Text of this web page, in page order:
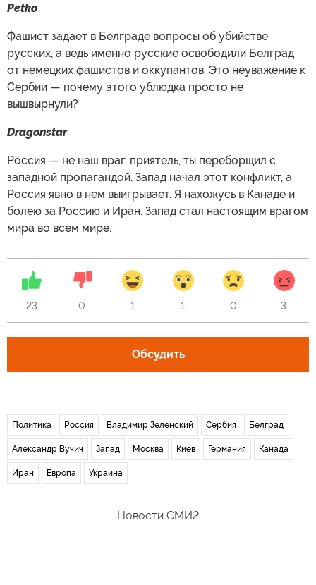
Petko
Фашист задает в Белграде вопросы об убийстве
русских, а ведь именно русские освободили Белград
от немецких фашистов и оккупантов. Это неуважение к
Сербии — почему этого ублюдка просто не
вышвырнули?
Dragonstar
Россия — не наш враг, приятель, ты переборщил с
западной пропагандой. Запад начал этот конфликт, а
Россия явно в нем выигрывает. Я нахожусь в Канаде и
болею за Россию и Иран. Запад стал настоящим врагом
мира во всем мире.
23 0 1 1 0 3
Обсудить
Политика Россия Владимир Зеленский Сербия Белград
Александр Вучич Запад Москва Киев Германия Канада
Иран Европа Украина
Новости СМИ2